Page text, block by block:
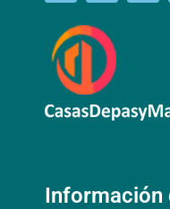
Información